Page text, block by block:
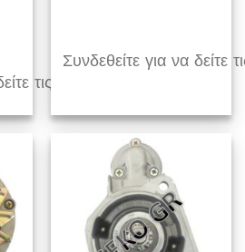
τις τιμές
Συνδεθείτε για να δείτε